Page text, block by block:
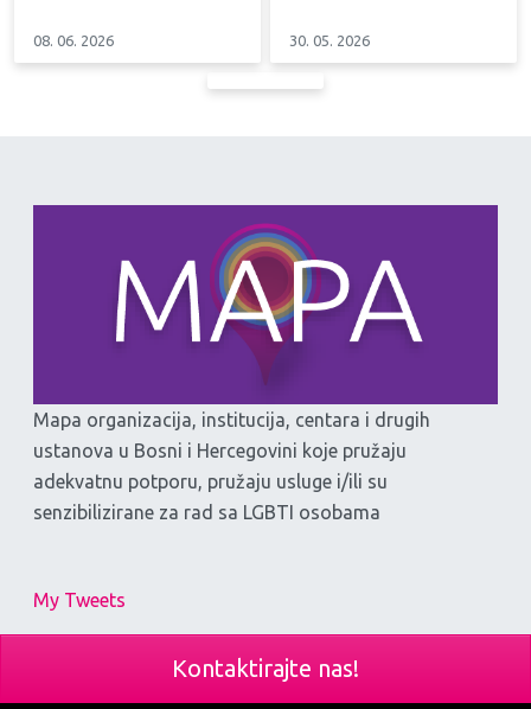
08. 06. 2026 30. 05. 2026
Mapa organizacija, institucija, centara i drugih
ustanova u Bosni i Hercegovini koje pružaju
adekvatnu potporu, pružaju usluge i/ili su
senzibilizirane za rad sa LGBTI osobama
My Tweets
Kontaktirajte nas!